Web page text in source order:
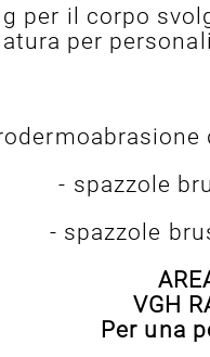
per il corpo
per
- spazzole
- spazzole
VGH
Per una